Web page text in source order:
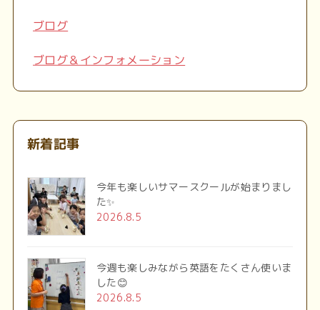
ブログ
ブログ＆インフォメーション
新着記事
今年も楽しいサマースクールが始まりまし
た✨
2026.8.5
今週も楽しみながら英語をたくさん使いま
した😊
2026.8.5